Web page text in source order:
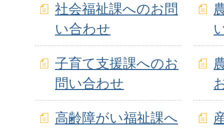
社会福祉課へのお問
い合わせ
子育て支援課へのお
問い合わせ
高齢障がい福祉課へ